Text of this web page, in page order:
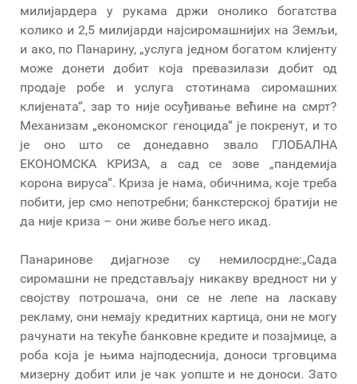
милијардера у рукама држи онолико богатства
колико и 2,5 милијарди најсиромашнијих на Земљи,
и ако, по Панарину, „услуга једном богатом клијенту
може донети добит која превазилази добит од
продаје робе и услуга стотинама сиромашних
клијената“, зар то није осуђивање већине на смрт?
Механизам „економског геноцида“ је покренут, и то
је оно што се донедавно звало ГЛОБАЛНА
ЕКОНОМСКА КРИЗА, а сад се зове „пандемија
корона вируса“. Криза је нама, обичнима, које треба
побити, јер смо непотребни; банкстерској братији не
да није криза – они живе боље него икад.
Панаринове дијагнозе су немилосрдне:„Сада
сиромашни не представљају никакву вредност ни у
својству потрошача, они се не лепе на ласкаву
рекламу, они немају кредитних картица, они не могу
рачунати на текуће банковне кредите и позајмице, а
роба која је њима најподеснија, доноси трговцима
мизерну добит или је чак уопште и не доноси. Зато